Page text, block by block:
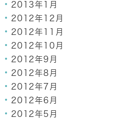
2013年1月
2012年12月
2012年11月
2012年10月
2012年9月
2012年8月
2012年7月
2012年6月
2012年5月